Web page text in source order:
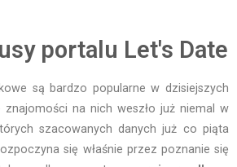
portalu Let's Date
są bardzo popularne w dzisiejszych
znajomości na nich weszło już niemal w
szacowanych danych już co piąta
się właśnie przez poznanie się